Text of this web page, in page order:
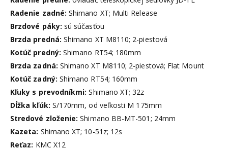
Radenie zadné:Shimano XT; Multi Release
Brzdové páky: sú súčasťou
Brzda predná: Shimano XT M8110; 2-piestová
Kotúč predný: Shimano RT54; 180mm
Brzda zadná: Shimano XT M8110; 2-piestová; Flat Mount
Kotúč zadný: Shimano RT54; 160mm
Kľuky s prevodníkmi:Shimano XT; 32z
Dĺžka kľúk: S/170mm, od veľkosti M 175mm
Stredové zloženie:Shimano BB-MT-501; 24mm
Kazeta: Shimano XT; 10-51z; 12s
Reťaz: KMC X12